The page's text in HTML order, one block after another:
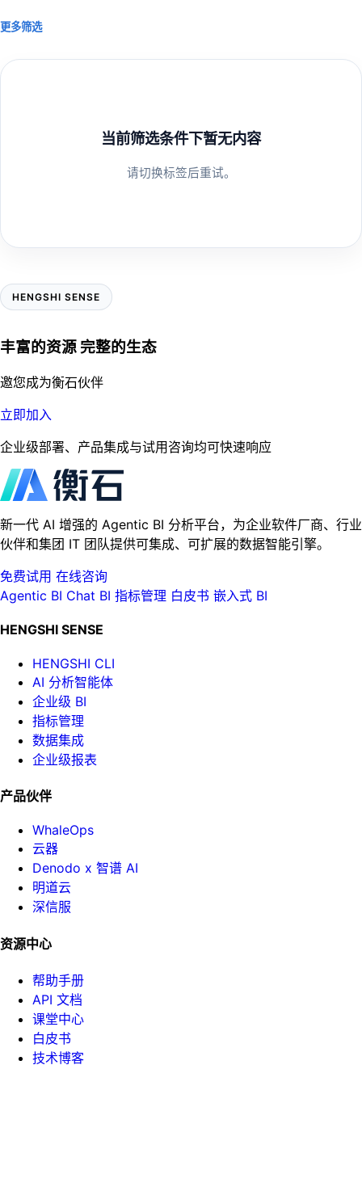
更多筛选
当前筛选条件下暂无内容
请切换标签后重试。
HENGSHI SENSE
丰富的资源 完整的生态
邀您成为衡石伙伴
立即加入
企业级部署、产品集成与试用咨询均可快速响应
新一代 AI 增强的 Agentic BI 分析平台，为企业软件厂商、行业
伙伴和集团 IT 团队提供可集成、可扩展的数据智能引擎。
免费试用 在线咨询
Agentic BI Chat BI 指标管理 白皮书 嵌入式 BI
HENGSHI SENSE
HENGSHI CLI
AI 分析智能体
企业级 BI
指标管理
数据集成
企业级报表
产品伙伴
WhaleOps
云器
Denodo x 智谱 AI
明道云
深信服
资源中心
帮助手册
API 文档
课堂中心
白皮书
技术博客